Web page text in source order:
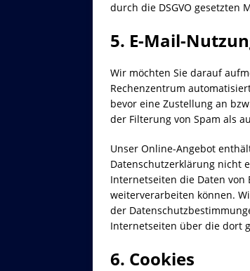
durch die DSGVO gesetzten
5. E-Mail-
Wir möchten Sie darauf
Rechenzentrum
bevor eine Zustellung an
der Filterung von Spam als
Unser Online-Angebot
Datenschutzerklärung nicht
Internetseiten die Daten von
weiterverarbeiten können.
der
Internetseiten über die dort
6. Cookies